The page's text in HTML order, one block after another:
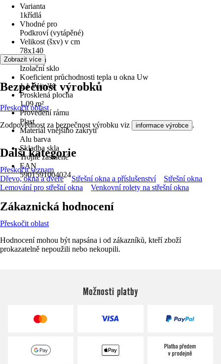
Varianta
1křídlá
Vhodné pro
Podkroví (vytápěné)
Velikost (šxv) v cm
78x140
Typ skla
Izolační sklo
Koeficient průchodnosti tepla u okna Uw
1,1 W/m²K
Prosklená plocha
1,09 m²
Provedení rámu
Plast
Materiál vnějšího zakrytí
Alu barva
Skladba skla
Trojitě zasklené
EAN
5901591004024
Zobrazit více
Bezpečnost výrobků
Přeskočit oblast
Zodpovědnost za bezpečnost výrobku viz informace výrobce .
Další kategorie
Přeskočit seznam
Dřevo, okna a dveře
Střešní okna a příslušenství
Střešní okna
Lemování pro střešní okna
Venkovní rolety na střešní okna
Zákaznická hodnocení
Přeskočit oblast
Hodnocení mohou být napsána i od zákazníků, kteří zboží
prokazatelně nepoužili nebo nekoupili.
Možnosti platby